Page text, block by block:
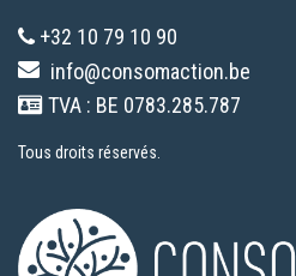
+32 10 79 10 90
info@consomaction.be
TVA : BE 0783.285.787
Tous droits réservés.